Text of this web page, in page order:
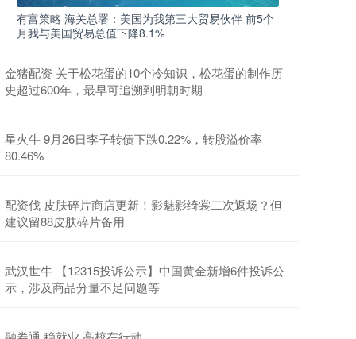
有富策略 海关总署：美国为我第三大贸易伙伴 前5个
月我与美国贸易总值下降8.1%
金猪配资 关于松花蛋的10个冷知识，松花蛋的制作历
史超过600年，最早可追溯到明朝时期
星火牛 9月26日李子转债下跌0.22%，转股溢价率
80.46%
配资伐 皮肤碎片商店更新！影魅影绮裳二次返场？但
建议留88皮肤碎片备用
武汉世牛 【12315投诉公示】中国黄金新增6件投诉公
示，涉及商品分量不足问题等